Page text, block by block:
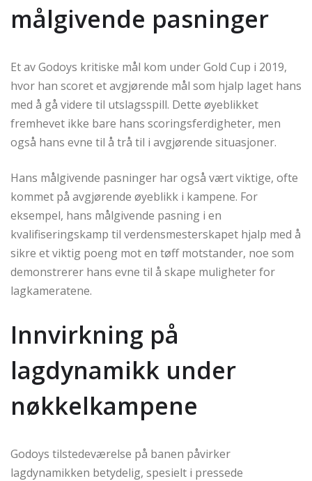
målgivende pasninger
Et av Godoys kritiske mål kom under Gold Cup i 2019,
hvor han scoret et avgjørende mål som hjalp laget hans
med å gå videre til utslagsspill. Dette øyeblikket
fremhevet ikke bare hans scoringsferdigheter, men
også hans evne til å trå til i avgjørende situasjoner.
Hans målgivende pasninger har også vært viktige, ofte
kommet på avgjørende øyeblikk i kampene. For
eksempel, hans målgivende pasning i en
kvalifiseringskamp til verdensmesterskapet hjalp med å
sikre et viktig poeng mot en tøff motstander, noe som
demonstrerer hans evne til å skape muligheter for
lagkameratene.
Innvirkning på
lagdynamikk under
nøkkelkampene
Godoys tilstedeværelse på banen påvirker
lagdynamikken betydelig, spesielt i pressede